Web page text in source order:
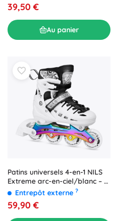
39,50 €
Au panier
Patins universels 4-en-1 NILS
Extreme arc-en-ciel/blanc – L
(39-42)
Entrepôt externe ?
59,90 €